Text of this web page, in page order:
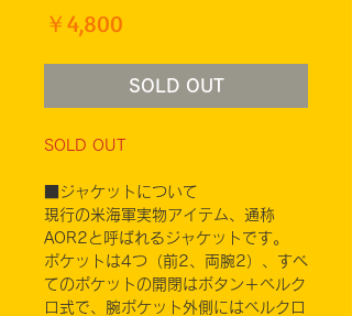
￥4,800
SOLD OUT
SOLD OUT
■ジャケットについて
現行の米海軍実物アイテム、通称
AOR2と呼ばれるジャケットです。
ポケットは4つ（前2、両腕2）、すべ
てのポケットの開閉はボタン＋ベルク
ロ式で、腕ポケット外側にはベルクロ